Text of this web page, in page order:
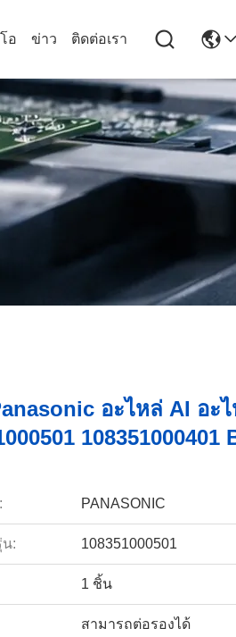
อ ข่าว ติดต่อเรา
อะไหล่ AI อะ
108351000401
PANASONIC
น: 108351000501
1 ชิ้น
สามารถต่อรองได้